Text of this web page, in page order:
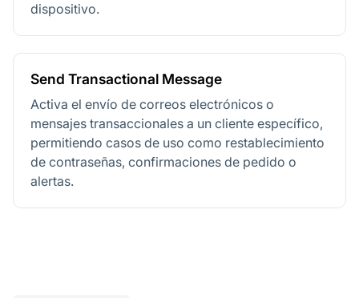
dispositivo.
Send Transactional Message
Activa el envío de correos electrónicos o
mensajes transaccionales a un cliente específico,
permitiendo casos de uso como restablecimiento
de contraseñas, confirmaciones de pedido o
alertas.